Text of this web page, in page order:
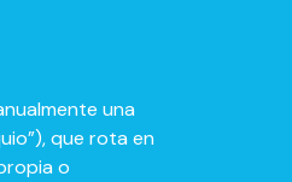
una
que rota en
o